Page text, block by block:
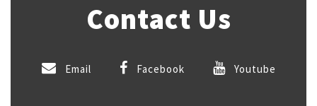
Contact Us
Email Facebook Youtube